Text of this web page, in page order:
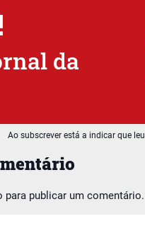
para publicar um comentário.
da
Ao subscrever está a indicar que